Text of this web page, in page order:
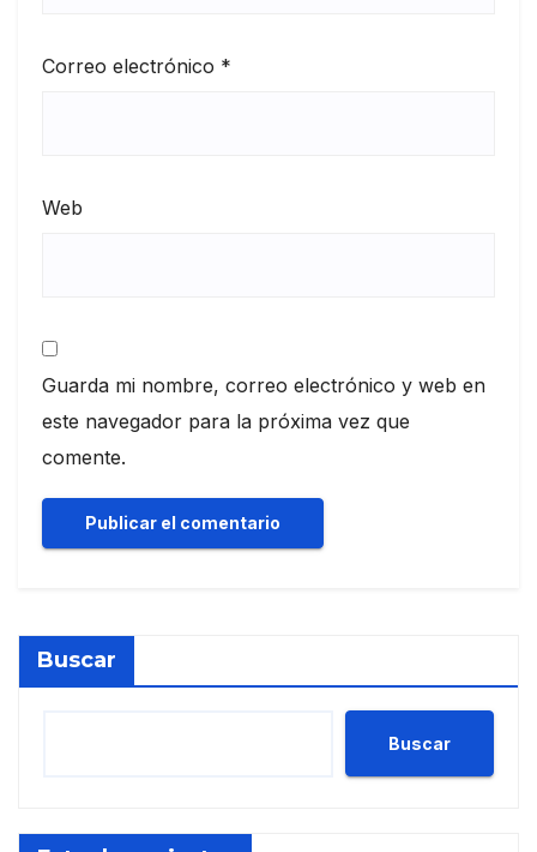
Correo electrónico *
Web
Guarda mi nombre, correo electrónico y web en
este navegador para la próxima vez que
comente.
Buscar
Buscar